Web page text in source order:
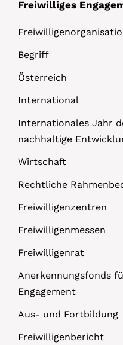
Freiwilliges
Begriff
Österreich
International
Internationales Jahr
nachhaltige
Wirtschaft
Rechtliche
Freiwilligenzentren
Freiwilligenmessen
Freiwilligenrat
Anerkennungsfonds
Engagement
Aus- und Fortbildung
Freiwilligenbericht